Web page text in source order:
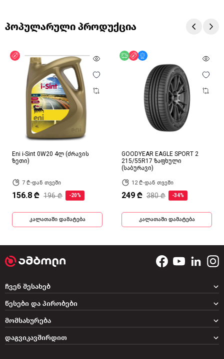
პოპულარული პროდუქცია
ფასდაკლება
Eni i-Sint 0W20 4ლ (ძრავის
ზეთი)
7 ₾-დან თვეში
156.8 ₾ 196 ₾ -20%
კალათაში დამატება
უფასო მიწოდება
ფასდაკლება
GOODYEAR EAGLE SPORT 2
215/55R17 ზაფხული
(საბურავი)
12 ₾-დან თვეში
249 ₾ 380 ₾ -34%
კალათაში დამატება
დაგვიკავშირდით
ჩვენ შესახებ
წესები და პირობები
მომსახურება